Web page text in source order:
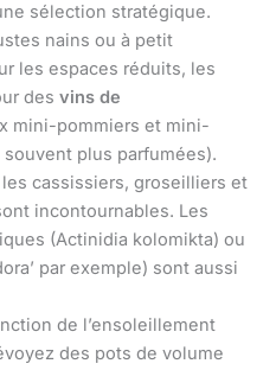
sélection stratégique.
nains ou à petit
les espaces réduits, les
des vins de
mini-pommiers et mini-
plus parfumées).
les cassissiers, groseilliers et
incontournables. Les
(Actinidia kolomikta) ou
par exemple) sont aussi
de l’ensoleillement
des pots de volume